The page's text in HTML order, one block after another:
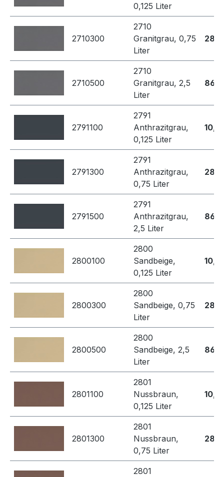
0,125 Liter
2710300
2710
Granitgrau, 0,75
Liter
2710500
2710
Granitgrau, 2,5
Liter
2791100
2791
Anthrazitgrau,
0,125 Liter
2791300
2791
Anthrazitgrau,
0,75 Liter
2791500
2791
Anthrazitgrau,
2,5 Liter
2800100
2800
Sandbeige,
0,125 Liter
2800300
2800
Sandbeige, 0,75
Liter
2800500
2800
Sandbeige, 2,5
Liter
2801100
2801
Nussbraun,
0,125 Liter
2801300
2801
Nussbraun,
0,75 Liter
2801